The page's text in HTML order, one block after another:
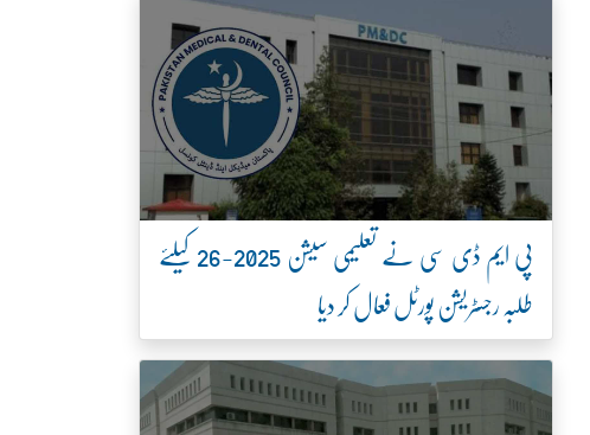
پی ایم ڈی سی نے تعلیمی سیشن 2025-26 کیلئے
طلبہ رجسٹریشن پورٹل فعال کر دیا